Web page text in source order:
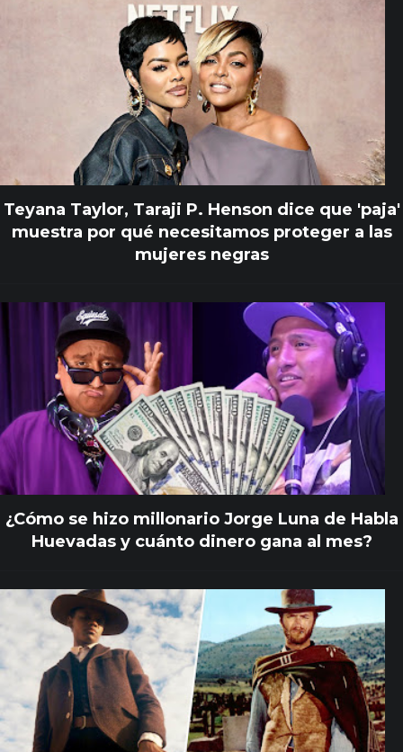
Teyana Taylor, Taraji P. Henson dice que 'paja'
muestra por qué necesitamos proteger a las
mujeres negras
¿Cómo se hizo millonario Jorge Luna de Habla
Huevadas y cuánto dinero gana al mes?